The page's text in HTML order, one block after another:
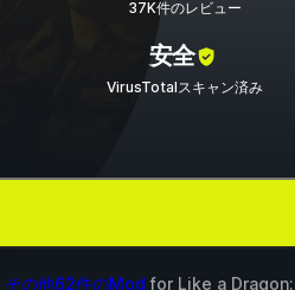
37K件のレビュー
安全
VirusTotalスキャン済み
その他62件のMod for Like a